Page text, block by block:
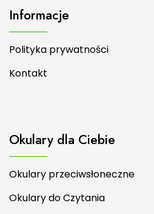
Informacje
Polityka prywatności
Kontakt
Okulary dla Ciebie
Okulary przeciwsłoneczne
Okulary do Czytania